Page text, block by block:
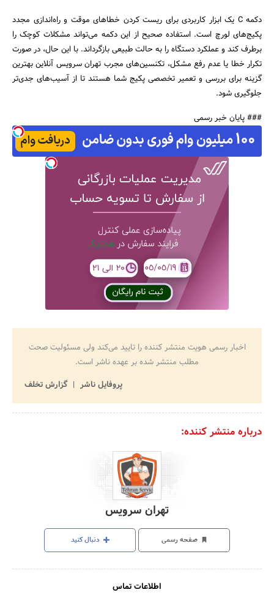
دکمه C یک ابزار کاربردی برای ریست کردن خطاهای موقت و راه‌اندازی مجدد
پکیج‌های لورچ است. استفاده صحیح از این دکمه می‌تواند مشکلات کوچک را
برطرف کند و عملکرد دستگاه را به حالت طبیعی بازگرداند. با این حال، در صورت
تکرار خطا یا عدم رفع مشکل، تکنسین‌های مجرب تهران سرویس آنلاین بهترین
گزینه برای بررسی و تعمیر تخصصی پکیج شما هستند تا از آسیب‌های جدی‌تر
جلوگیری شود.
### پایان خبر رسمی
اخبار رسمی هویت منتشر کننده را تایید می‌کند ولی مسئولیت صحت
مطلب منتشر شده بر عهده ناشر است.
پروفایل ناشر
گزارش تخلف
درباره منتشر کننده:
تهران سرویس
صفحه رسمی دنبال کنید
اطلاعات تماس